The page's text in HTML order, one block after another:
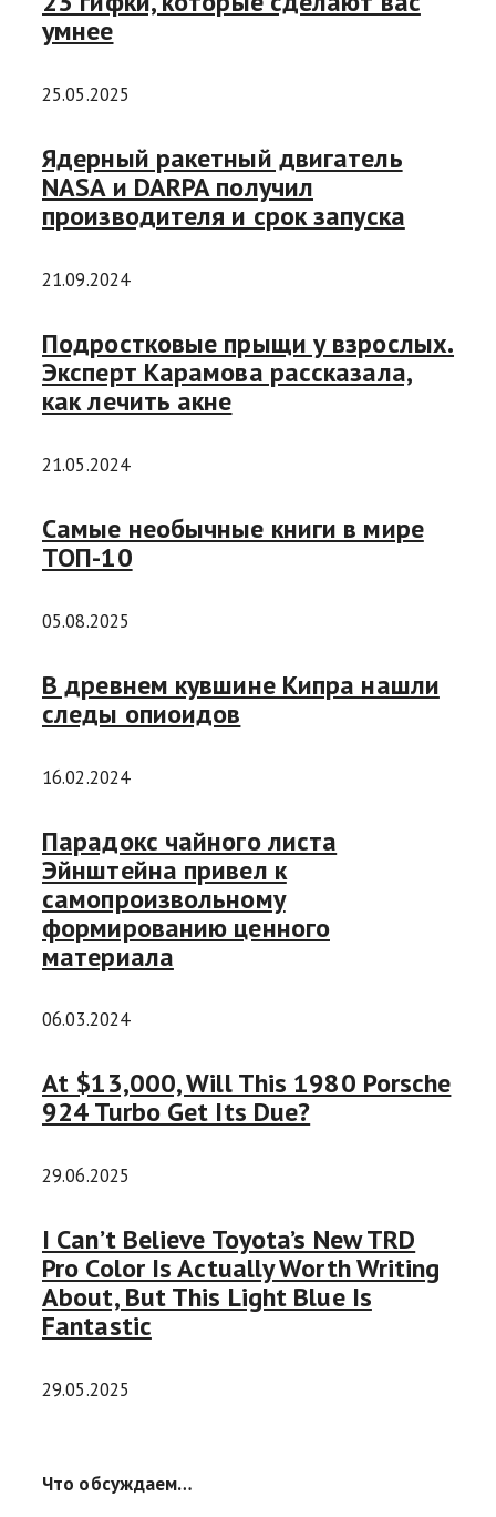
умнее
25.05.2025
Ядерный ракетный двигатель
NASA и DARPA получил
производителя и срок запуска
21.09.2024
Подростковые прыщи у взрослых.
Эксперт Карамова рассказала,
как лечить акне
21.05.2024
Самые необычные книги в мире
ТОП-10
05.08.2025
В древнем кувшине Кипра нашли
следы опиоидов
16.02.2024
Парадокс чайного листа
Эйнштейна привел к
самопроизвольному
формированию ценного
материала
06.03.2024
At $13,000, Will This 1980 Porsche
924 Turbo Get Its Due?
29.06.2025
I Can’t Believe Toyota’s New TRD
Pro Color Is Actually Worth Writing
About, But This Light Blue Is
Fantastic
29.05.2025
Что обсуждаем…